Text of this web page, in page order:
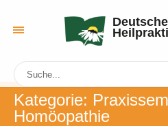
Deutsche
Kategorie:
Homöopathie